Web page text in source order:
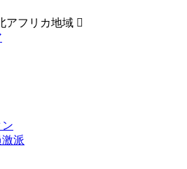
アフリカ地域
派